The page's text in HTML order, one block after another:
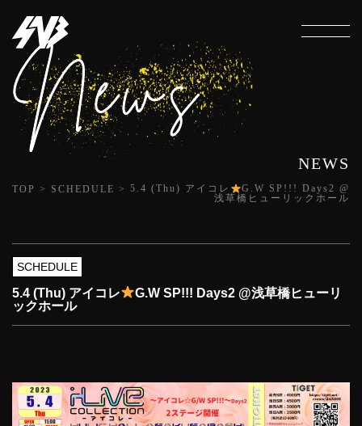
NEWS
TOP > SCHEDULE >5.4 (Thu) アイコレ
G.W SP!!! Days2 @
浅草橋ヒューリックホール
SCHEDULE
5.4 (Thu) アイコレ
G.W SP!!! Days2 @浅草橋ヒューリ
ックホール